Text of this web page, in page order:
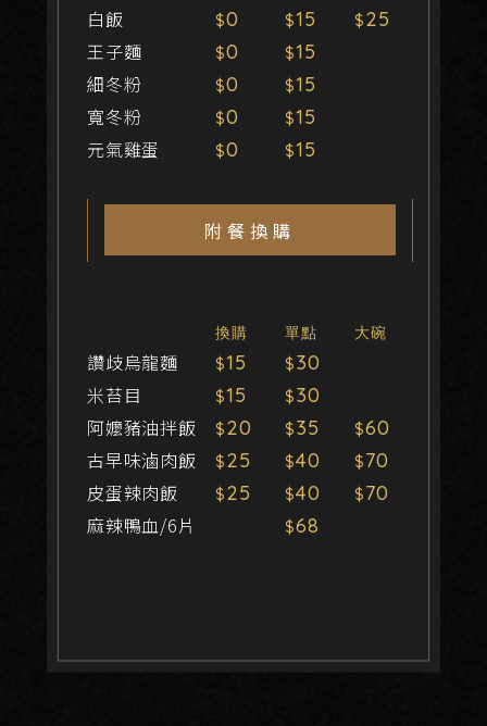
白飯 0 15 25
王子麵 0 15
細冬粉 0 15
寬冬粉 0 15
元氣雞蛋 0 15
附餐換購
換購 單點 大碗
讚歧烏龍麵 15 30
米苔目 15 30
阿嬤豬油拌飯 20 35 60
古早味滷肉飯 25 40 70
皮蛋辣肉飯 25 40 70
麻辣鴨血/6片 68